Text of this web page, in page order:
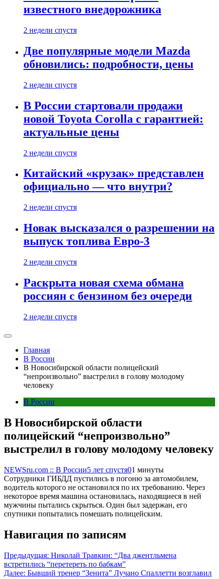
известного внедорожника
2 недели спустя
Две популярные модели Mazda
обновились: подробности, цены
2 недели спустя
В России стартовали продажи
новой Toyota Corolla с гарантией:
актуальные цены
2 недели спустя
Китайский «крузак» представлен
официально — что внутри?
2 недели спустя
Новак высказался о разрешении на
выпуск топлива Евро-3
2 недели спустя
Раскрыта новая схема обмана
россиян с бензином без очереди
2 недели спустя
Главная
В России
В Новосибирской области полицейский
“непроизвольно” выстрелил в голову молодому
человеку
В России
В Новосибирской области
полицейский “непроизвольно”
выстрелил в голову молодому человеку
NEWSru.com :: В России5 лет спустя01 минуты
Сотрудники ГИБДД пустились в погоню за автомобилем,
водитель которого не остановился по их требованию. Через
некоторое время машина остановилась, находящиеся в ней
мужчины пытались скрыться. Один был задержан, его
спутники попытались помешать полицейским.
Навигация по записям
Предыдущая: Николай Травкин: “Два джентльмена
встретились “перетереть по бабкам”
Далее: Бывший тренер “Зенита” Лучано Спаллетти возглавил